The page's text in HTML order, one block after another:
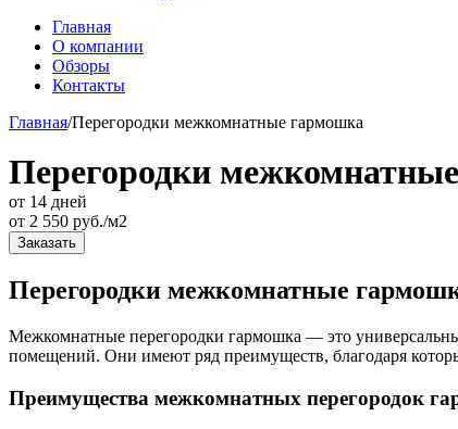
Главная
О компании
Обзоры
Контакты
Главная/Перегородки межкомнатные гармошка
Перегородки
от 14 дней
от 2 550 руб./м2
Заказать
Перегородки межкомнатные
Межкомнатные перегородки гармошка — это
помещений. Они имеют ряд преимуществ, благодаря
Преимущества межкомнатных перегородок